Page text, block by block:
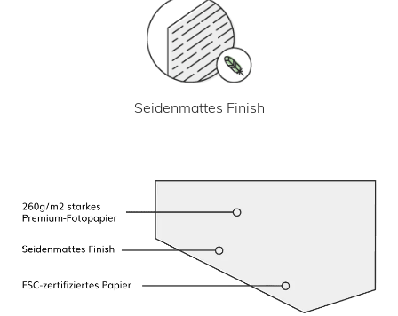
Seidenmattes Finish